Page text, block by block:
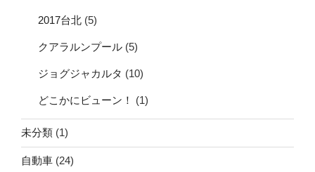
2017台北 (5)
クアラルンプール (5)
ジョグジャカルタ (10)
どこかにビューン！ (1)
未分類 (1)
自動車 (24)